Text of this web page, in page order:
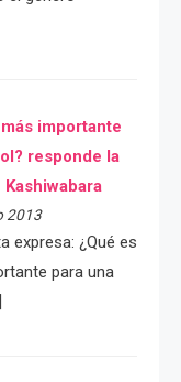
importante
responde la
2013
expresa: ¿Qué es
para una